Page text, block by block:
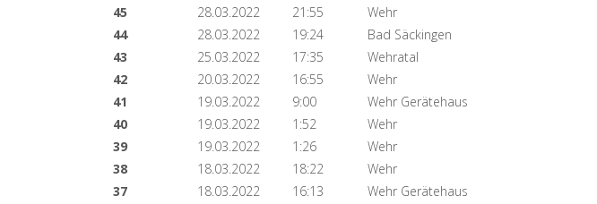
45
28.03.2022 21:55 Wehr
44
28.03.2022 19:24 Bad Säckingen
43
25.03.2022 17:35 Wehratal
42
20.03.2022 16:55 Wehr
41
19.03.2022 9:00 Wehr Gerätehaus
40
19.03.2022 1:52 Wehr
39
19.03.2022 1:26 Wehr
38
18.03.2022 18:22 Wehr
37
18.03.2022 16:13 Wehr Gerätehaus